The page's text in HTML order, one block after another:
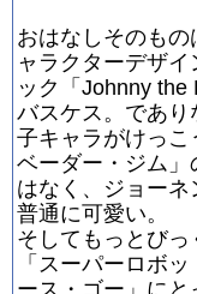
おはなしそのも
ャラクターデザ
ック「Johnny
バスケス。であ
子キャラがけっ
ベーダー・ジム
はなく、ジョー
普通に可愛い。
そしてもっとび
「スーパーロボ
ース・ゴー」に